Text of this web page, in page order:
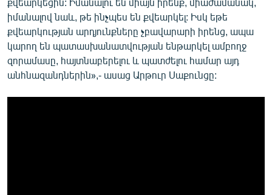
իմանալով նաև, թե ինչպես են քվեարկել: Իսկ եթե
քվեարկության արդյունքները չբավարարի իրենց, ապա
կարող են պատասխանատվության ենթարկել ամբողջ
զորամասը, հայտնաբերելու և պատժելու համար այդ
անհնազանդներին»,- ասաց Արթուր Սաքունցը: